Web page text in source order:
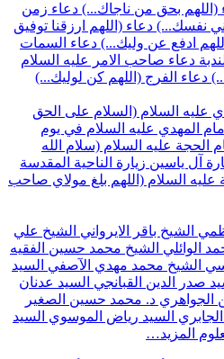
(اللهم بحق من ناجاك...) دعاء زمن
نفسك...) دعاء (اللهم ارزقنا توفيق
ادفع عن وليك...) دعاء السمات
دعاء صاحب الامر عليه السلام
دعاء الفرج (اللهم كن لوليك...)
عليه السلام (السلام على الحق
المهدي عليه السلام في يوم
الحجة عليه السلام (سلام الله
آل ياسين زيارة الناحية المقدسة
عليه السلام (اللهم بلغ مولاي صاحب
الشيخ باقر الايرواني الشيخ علي
الوائلي الشيخ محمد حسين الفقيه
الشيخ محمد مهدي الآصفي السيد
صدر الدين القبانجي السيد عدنان
الجواهري د. محمد حسين الصغير
السيد رياض الموسوي السيد
المزيد…